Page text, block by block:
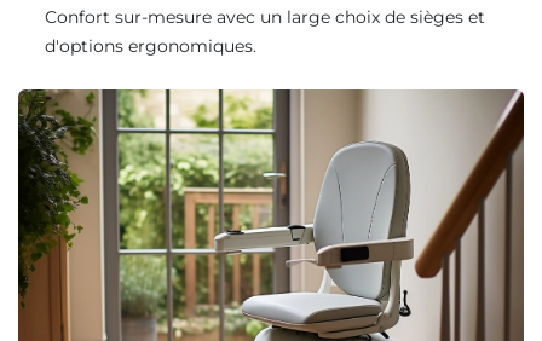
Confort sur-mesure avec un large choix de sièges et
d'options ergonomiques.